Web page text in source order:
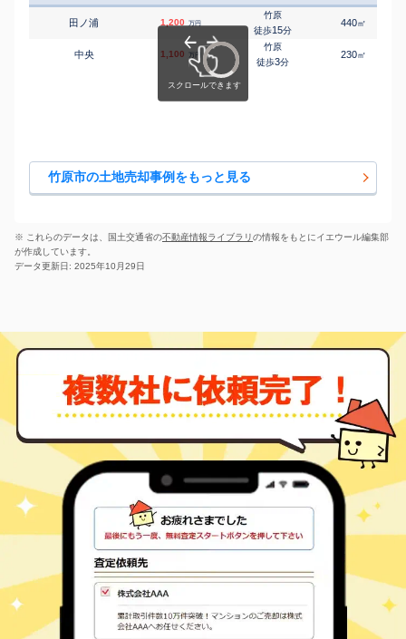
田ノ浦 1,200 万円
竹原
徒歩15分
440㎡
中央 1,100 万円
竹原
徒歩3分
230㎡
竹原市の土地売却事例をもっと見る
※ これらのデータは、国土交通省の不動産情報ライブラリの情報をもとにイエウール編集部
が作成しています。
データ更新日: 2025年10月29日